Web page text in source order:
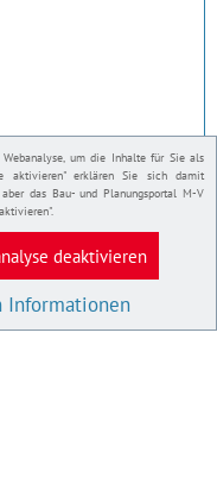
um die Inhalte für Sie als
aktivieren" erklären Sie sich damit
das Bau- und Planungsportal M-V
deaktivieren
Informationen